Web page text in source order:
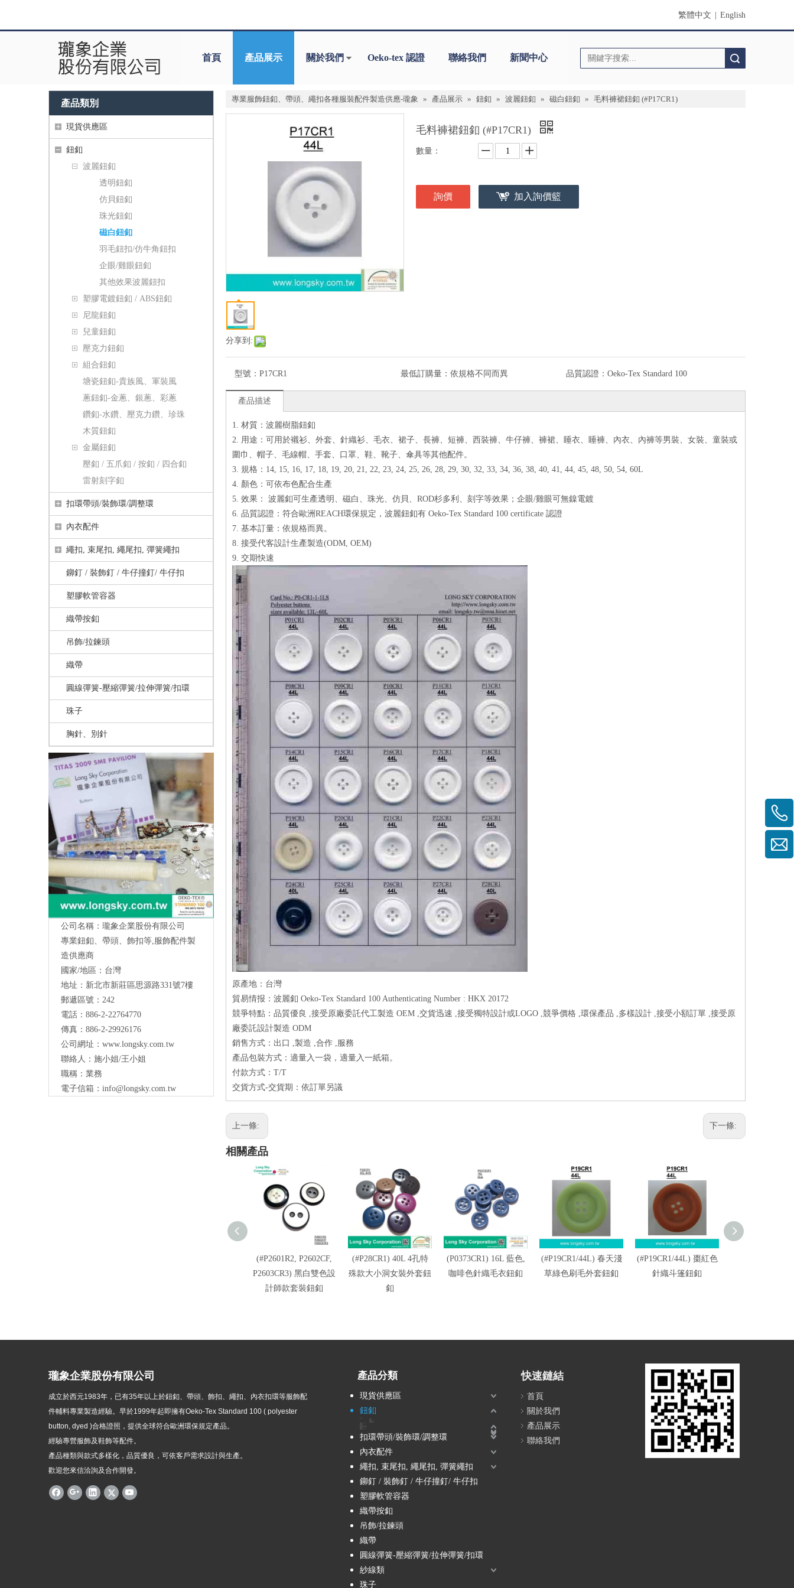
繁體中文 English
首頁 產品展示 關於我們 Oeko-tex 認證 聯絡我們 新聞中心
產品類別
現貨供應區
鈕釦
波麗鈕釦
透明鈕釦
仿貝鈕釦
珠光鈕釦
磁白鈕釦
羽毛鈕扣/仿牛角鈕扣
企眼/雞眼鈕釦
其他效果波麗鈕扣
塑膠電鍍鈕釦 / ABS鈕釦
尼龍鈕釦
兒童鈕釦
壓克力鈕釦
組合鈕釦
塘瓷鈕釦-貴族風、軍裝風
蔥鈕釦-金蔥、銀蔥、彩蔥
鑽釦-水鑽、壓克力鑽、珍珠
木質鈕釦
金屬鈕釦
壓釦 / 五爪釦 / 按釦 / 四合釦
雷射刻字釦
扣環帶頭/裝飾環/調整環
內衣配件
繩扣, 束尾扣, 繩尾扣, 彈簧繩扣
鉚釘 / 裝飾釘 / 牛仔撞釘/ 牛仔扣
塑膠軟管容器
織帶按釦
吊飾/拉鍊頭
織帶
圓線彈簧-壓縮彈簧/拉伸彈簧/扣環
珠子
胸針、別針
Long Sky- 服裝輔料、鈕扣、扣環、繩扣、
服飾配件製造供應
公司名稱：瓏象企業股份有限公司
專業鈕釦、帶頭、飾扣等,服飾配件製
造供應商
國家/地區：台灣
地址：新北市新莊區思源路331號7樓
郵遞區號：242
電話：886-2-22764770
傳真：886-2-29926176
公司網址： www.longsky.com.tw
聯絡人：施小姐/王小姐
職稱：業務
電子信箱： info@longsky.com.tw
專業服飾鈕釦、帶頭、繩扣各種服裝配件製造供應-瓏象 » 產品展示 » 鈕釦 » 波麗鈕釦 » 磁白鈕釦 » 毛料褲裙鈕釦 (#P17CR1)
分享到:
毛料褲裙鈕釦 (#P17CR1)
數量：
詢價 加入詢價籃
型號： P17CR1 最低訂購量： 依規格不同而異 品質認證： Oeko-Tex Standard 100
產品描述
1. 材質：波麗樹脂鈕釦
2. 用途：可用於襯衫、外套、針織衫、毛衣、裙子、長褲、短褲、西裝褲、牛仔褲、褲裙、睡衣、睡褲、內衣、內褲等男裝、女裝、童裝或
圍巾、帽子、毛線帽、手套、口罩、鞋、靴子、傘具等其他配件。
3. 規格：14, 15, 16, 17, 18, 19, 20, 21, 22, 23, 24, 25, 26, 28, 29, 30, 32, 33, 34, 36, 38, 40, 41, 44, 45, 48, 50, 54, 60L
4. 顏色：可依布色配合生產
5. 效果： 波麗釦可生產透明、磁白、珠光、仿貝、ROD杉多利、刻字等效果；企眼/雞眼可無鎳電鍍
6. 品質認證：符合歐洲REACH環保規定，波麗鈕釦有 Oeko-Tex Standard 100 certificate 認證
7. 基本訂量：依規格而異。
8. 接受代客設計生產製造(ODM, OEM)
9. 交期快速
原產地：台灣
貿易情报：波麗釦 Oeko-Tex Standard 100 Authenticating Number : HKX 20172
競爭特點：品質優良 ,接受原廠委託代工製造 OEM ,交貨迅速 ,接受獨特設計或LOGO ,競爭價格 ,環保產品 ,多樣設計 ,接受小額訂單 ,接受原
廠委託設計製造 ODM
銷售方式：出口 ,製造 ,合作 ,服務
產品包裝方式：適量入一袋，適量入一紙箱。
付款方式：T/T
交貨方式-交貨期：依訂單另議
上一條: 下一條:
相關產品
(#P2601R2, P2602CF,
P2603CR3) 黑白雙色設
計師款套裝鈕釦
(#P28CR1) 40L 4孔特
殊款大小洞女裝外套鈕
釦
(P0373CR1) 16L 藍色,
咖啡色針織毛衣鈕釦
(#P19CR1/44L) 春天淺
草綠色刷毛外套鈕釦
(#P19CR1/44L) 棗紅色
針織斗篷鈕釦
瓏象企業股份有限公司
成立於西元1983年， 已有35年以上於鈕釦、帶頭、飾扣、繩扣、內衣扣環等服飾配
件輔料專業製造經驗。早於1999年起即擁有Oeko-Tex Standard 100 ( polyester
button, dyed )合格證照，提供全球符合歐洲環保規定產品。
經驗專營服飾及鞋飾等配件。
產品種類與款式多樣化，品質優良，可依客戶需求設計與生產。
歡迎您來信洽詢及合作開發。
產品分類
現貨供應區
鈕釦
扣環帶頭/裝飾環/調整環
內衣配件
繩扣, 束尾扣, 繩尾扣, 彈簧繩扣
鉚釘 / 裝飾釘 / 牛仔撞釘/ 牛仔扣
塑膠軟管容器
織帶按釦
吊飾/拉鍊頭
織帶
圓線彈簧-壓縮彈簧/拉伸彈簧/扣環
紗線類
珠子
快速鏈結
首頁
關於我們
產品展示
聯絡我們